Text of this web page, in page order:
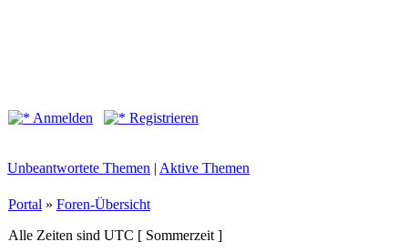
Anmelden Registrieren
Unbeantwortete Themen | Aktive Themen
Portal » Foren-Übersicht
Alle Zeiten sind UTC [ Sommerzeit ]